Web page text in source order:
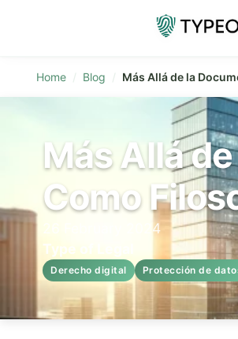
Home Blog Más Allá de la
Más Allá
Como
26 February 2024
Type of Legal
Derecho digital Protección de